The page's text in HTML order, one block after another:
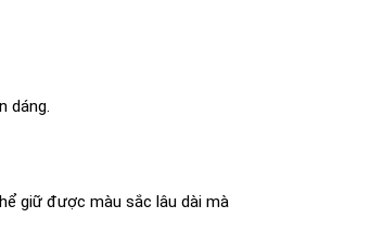
dáng.
giữ được màu sắc lâu dài mà